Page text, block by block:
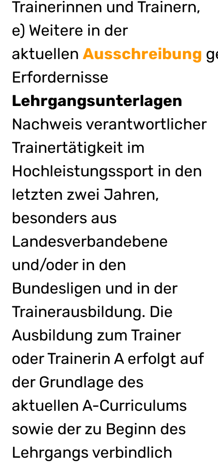
Trainerinnen und Trainern,
e) Weitere in der
aktuellen Ausschreibung
Erfordernisse
Lehrgangsunterlagen
Nachweis verantwortlicher
Trainertätigkeit im
Hochleistungssport in den
letzten zwei Jahren,
besonders aus
Landesverbandebene
und/oder in den
Bundesligen und in der
Trainerausbildung. Die
Ausbildung zum Trainer
oder Trainerin A erfolgt auf
der Grundlage des
aktuellen A-Curriculums
sowie der zu Beginn des
Lehrgangs verbindlich